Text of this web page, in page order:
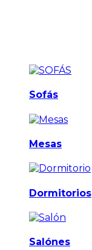
Sofás
Mesas
Dormitorios
Salónes